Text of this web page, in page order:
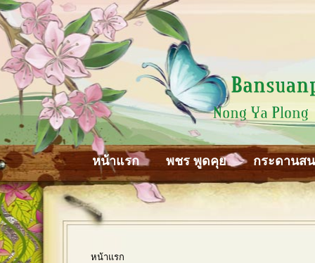
หน้าแรก พชร พูดคุย กระดานส
หน้าแรก